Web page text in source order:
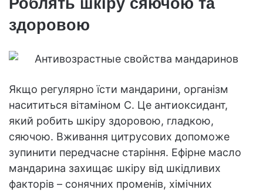
Роблять шкіру сяючою та
здоровою
Якщо регулярно їсти мандарини, організм
насититься вітаміном C. Це антиоксидант,
який робить шкіру здоровою, гладкою,
сяючою. Вживання цитрусових допоможе
зупинити передчасне старіння. Ефірне масло
мандарина захищає шкіру від шкідливих
факторів – сонячних променів, хімічних